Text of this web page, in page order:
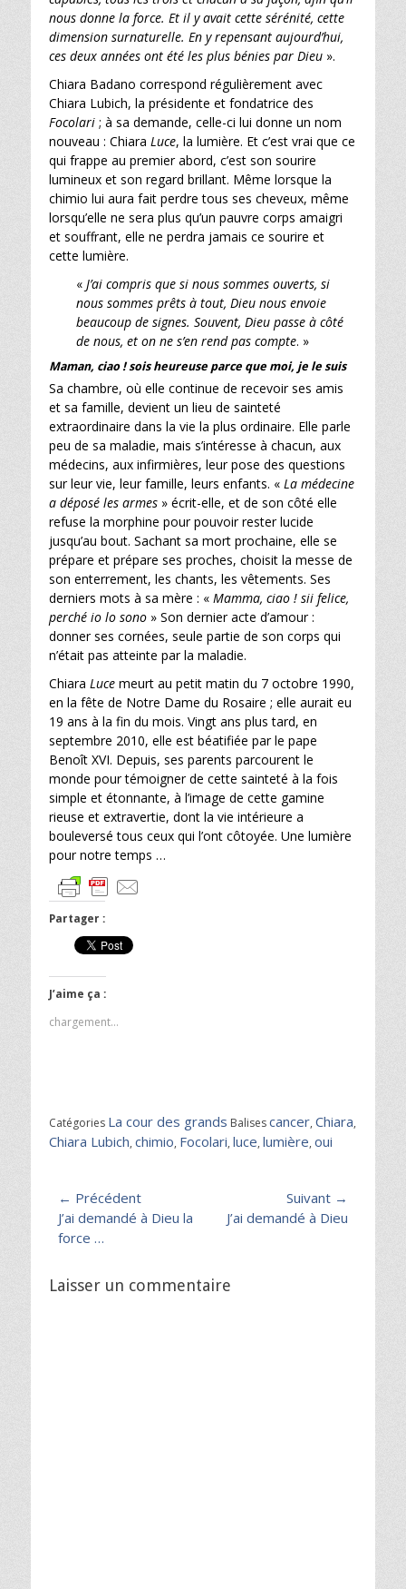
nous donne la force. Et il y avait cette sérénité, cette
dimension surnaturelle. En y repensant aujourd’hui,
ces deux années ont été les plus bénies par Dieu ».
Chiara Badano correspond régulièrement avec
Chiara Lubich, la présidente et fondatrice des
Focolari ; à sa demande, celle-ci lui donne un nom
nouveau : Chiara Luce, la lumière. Et c’est vrai que ce
qui frappe au premier abord, c’est son sourire
lumineux et son regard brillant. Même lorsque la
chimio lui aura fait perdre tous ses cheveux, même
lorsqu’elle ne sera plus qu’un pauvre corps amaigri
et souffrant, elle ne perdra jamais ce sourire et
cette lumière.
« J’ai compris que si nous sommes ouverts, si
nous sommes prêts à tout, Dieu nous envoie
beaucoup de signes. Souvent, Dieu passe à côté
de nous, et on ne s’en rend pas compte. »
Maman, ciao ! sois heureuse parce que moi, je le suis
Sa chambre, où elle continue de recevoir ses amis
et sa famille, devient un lieu de sainteté
extraordinaire dans la vie la plus ordinaire. Elle parle
peu de sa maladie, mais s’intéresse à chacun, aux
médecins, aux infirmières, leur pose des questions
sur leur vie, leur famille, leurs enfants. « La médecine
a déposé les armes » écrit-elle, et de son côté elle
refuse la morphine pour pouvoir rester lucide
jusqu’au bout. Sachant sa mort prochaine, elle se
prépare et prépare ses proches, choisit la messe de
son enterrement, les chants, les vêtements. Ses
derniers mots à sa mère : « Mamma, ciao ! sii felice,
perché io lo sono » Son dernier acte d’amour :
donner ses cornées, seule partie de son corps qui
n’était pas atteinte par la maladie.
Chiara Luce meurt au petit matin du 7 octobre 1990,
en la fête de Notre Dame du Rosaire ; elle aurait eu
19 ans à la fin du mois. Vingt ans plus tard, en
septembre 2010, elle est béatifiée par le pape
Benoît XVI. Depuis, ses parents parcourent le
monde pour témoigner de cette sainteté à la fois
simple et étonnante, à l’image de cette gamine
rieuse et extravertie, dont la vie intérieure a
bouleversé tous ceux qui l’ont côtoyée. Une lumière
pour notre temps …
Partager :
J’aime ça :
chargement…
Catégories La cour des grands Balisescancer, Chiara,
Chiara Lubich, chimio, Focolari, luce, lumière, oui
Navigation
de
l’article
← Précédent
Article
précédent :
J’ai demandé à Dieu la
force …
Suivant →
ArticleJ’ai demandé à Dieu
Laisser un commentaire